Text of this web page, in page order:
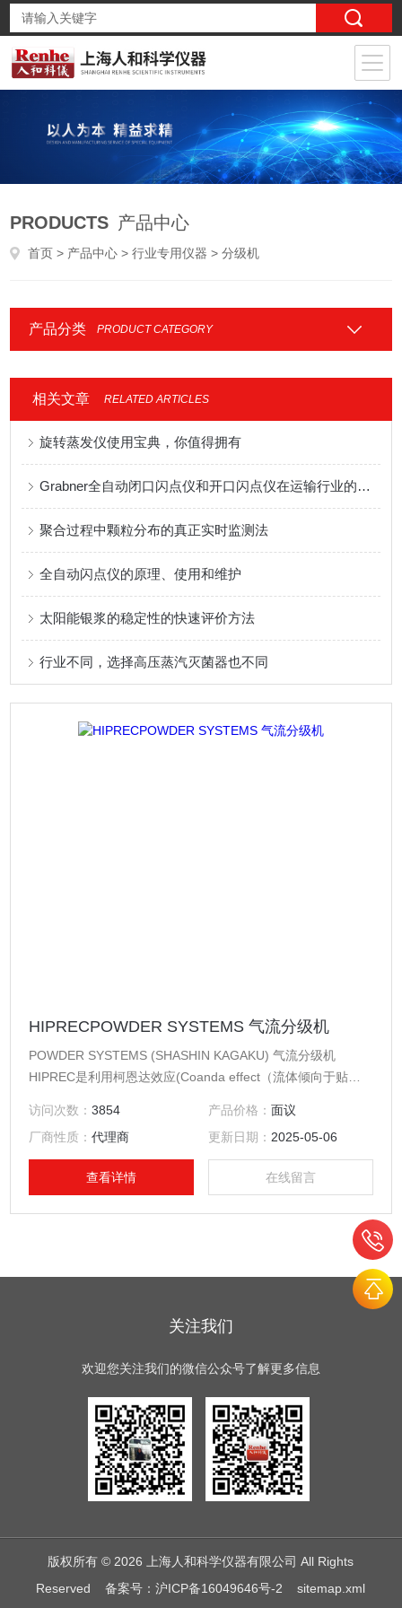
PRODUCTS 产品中心
首页 > 产品中心 >行业专用仪器 > 分级机
产品分类 PRODUCT CATEGORY
相关文章 RELATED ARTICLES
旋转蒸发仪使用宝典，你值得拥有
Grabner全自动闭口闪点仪和开口闪点仪在运输行业的应用
聚合过程中颗粒分布的真正实时监测法
全自动闪点仪的原理、使用和维护
太阳能银浆的稳定性的快速评价方法
行业不同，选择高压蒸汽灭菌器也不同
HIPRECPOWDER SYSTEMS 气流分级机
POWDER SYSTEMS (SHASHIN KAGAKU) 气流分级机
HIPREC是利用柯恩达效应(Coanda effect（流体倾向于贴着
访问次数：3854 产品价格： 面议
厂商性质：代理商 更新日期： 2025-05-06
查看详情 在线留言
关注我们
欢迎您关注我们的微信公众号了解更多信息
版权所有 © 2026 上海人和科学仪器有限公司 All Rights
Reserved备案号：沪ICP备16049646号-2 sitemap.xml